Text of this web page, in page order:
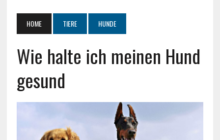
HOME TIERE HUNDE
Wie halte ich meinen Hund
gesund